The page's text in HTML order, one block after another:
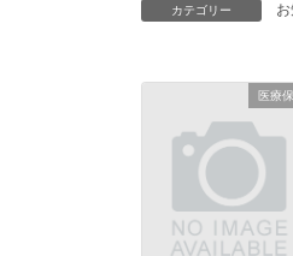
カテゴリー
医療